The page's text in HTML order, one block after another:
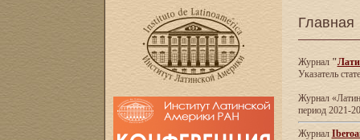
Главная
Журнал"
Указатель
Журнал
период 2021-
Журнал